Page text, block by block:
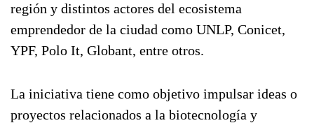
región y distintos actores del ecosistema
emprendedor de la ciudad como UNLP, Conicet,
YPF, Polo It, Globant, entre otros.
La iniciativa tiene como objetivo impulsar ideas o
proyectos relacionados a la biotecnología y